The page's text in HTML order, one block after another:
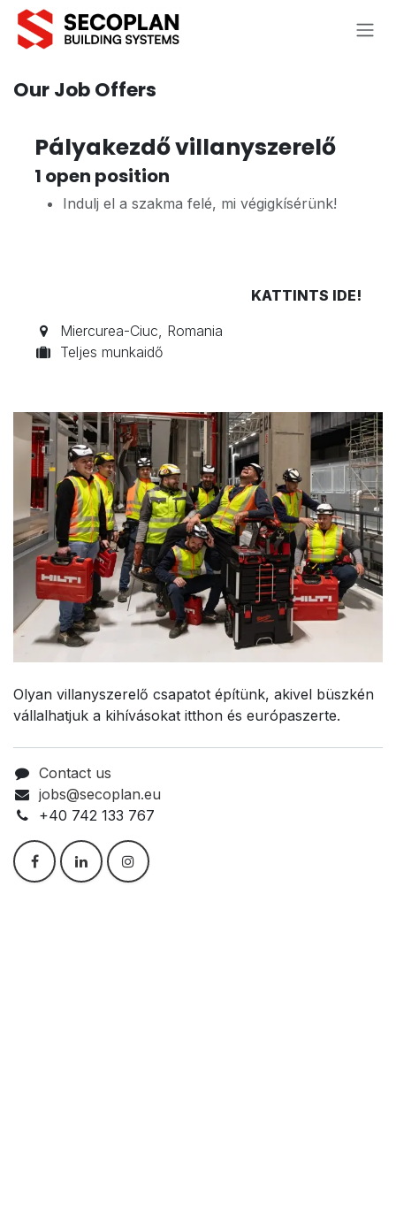
Skip to Content
Our Job Offers
Pályakezdő villanyszerelő
1 open position
Indulj el a szakma felé, mi végigkísérünk!
KATTI​NTS IDE!
Miercurea-Ciuc, Romania
Teljes munkaidő
Olyan villanyszerelő csapatot építünk, akivel büszkén
vállalhatjuk a kihívásokat itthon és európaszerte.
Contact us
jobs@secoplan.eu
+40 742 133 767